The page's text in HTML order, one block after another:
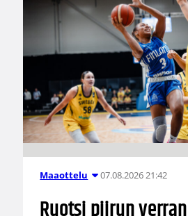
Maaottelu 07.08.2026 21:42